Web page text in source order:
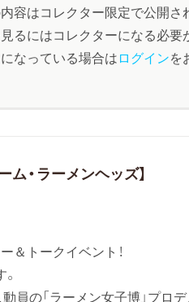
容はコレクター限定で公開さ
るにはコレクターになる必要
なっている場合はログインを
ム・ラーメンヘッズ】
＆トークイベント！
員の「ラーメン女子博」プロデ